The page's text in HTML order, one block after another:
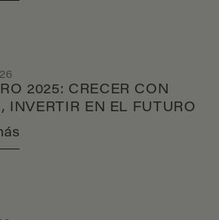
2025: CRECER CON
INVERTIR EN EL FUTURO